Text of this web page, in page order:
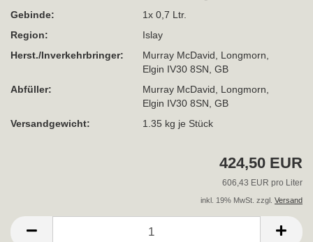
Gebinde:
1x 0,7 Ltr.
Region:
Islay
Herst./Inverkehrbringer:
Murray McDavid, Longmorn,
Elgin IV30 8SN, GB
Abfüller:
Murray McDavid, Longmorn,
Elgin IV30 8SN, GB
Versandgewicht:
1.35 kg je Stück
424,50 EUR
606,43 EUR pro Liter
inkl. 19% MwSt. zzgl. Versand